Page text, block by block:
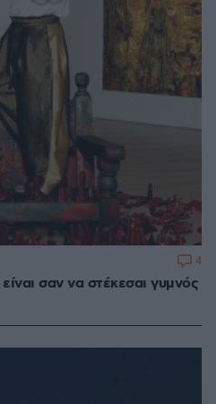
σαν να στέκεσαι γυμνός
4